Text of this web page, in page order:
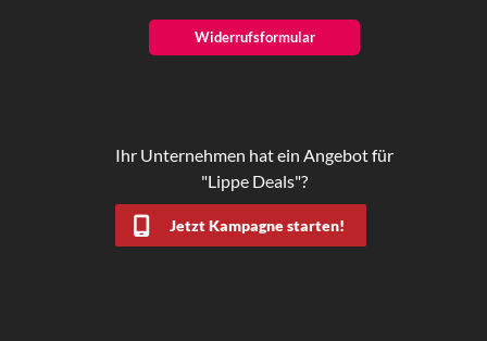
Widerrufsformular
Ihr Unternehmen hat ein Angebot für
"Lippe Deals"?
Jetzt Kampagne starten!